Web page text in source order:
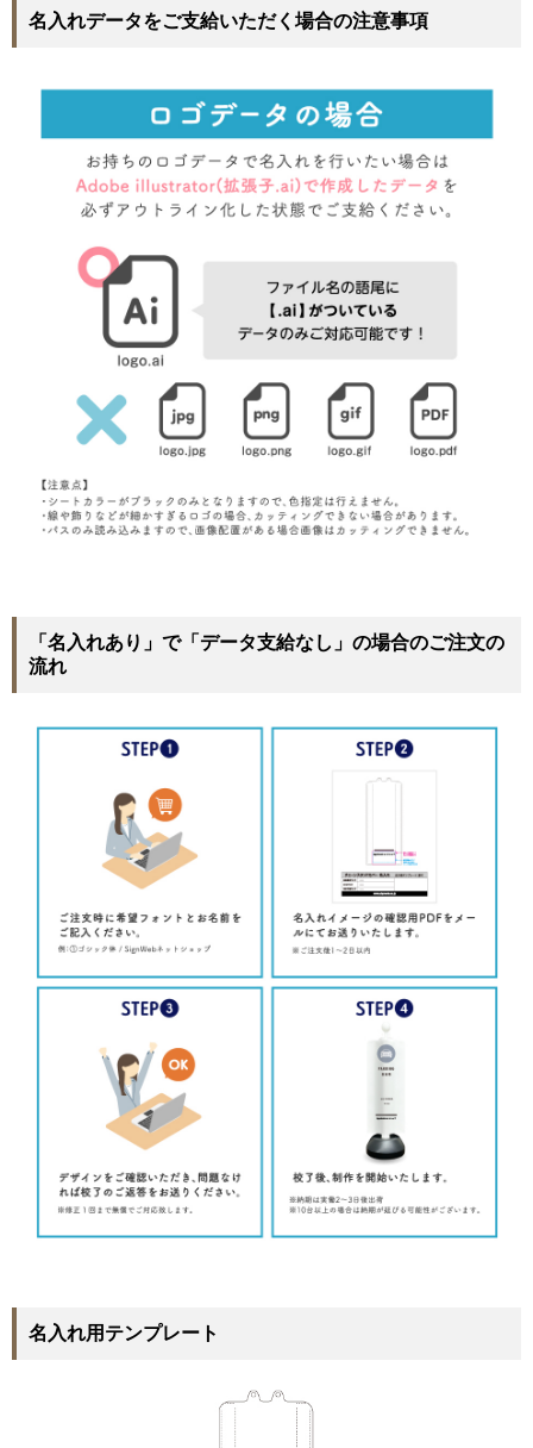
名入れデータをご支給いただく場合の注意事項
「名入れあり」で「データ支給なし」の場合のご注文の
流れ
名入れ用テンプレート